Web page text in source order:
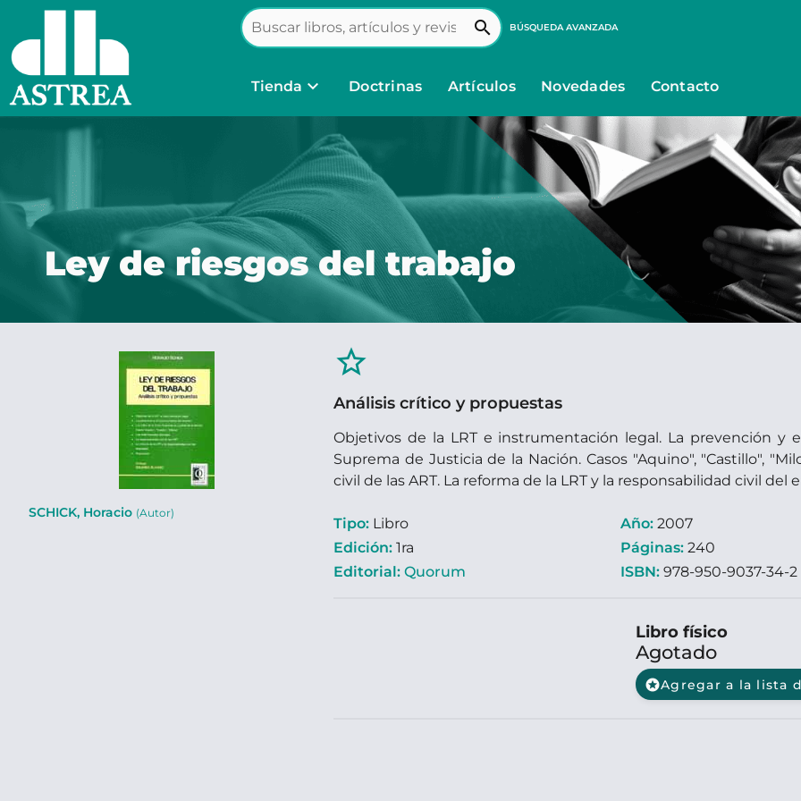
search BÚSQUEDA AVANZADA
Tienda keyboard_arrow_down Doctrinas Artículos Novedades Contacto
Ley de riesgos del trabajo
SCHICK, Horacio (Autor)
star_border
Análisis crítico y propuestas
Objetivos de la LRT e instrumentación legal. La prevención y
Suprema de Justicia de la Nación. Casos "Aquino", "Castillo",
civil de las ART. La reforma de la LRT y la responsabilidad civil del
Tipo: Libro
Edición: 1ra
Editorial: Quorum
Año: 2007
Páginas: 240
ISBN: 978-950-9037-34-2
Libro físico
Agotado
starsAgregar a la lista